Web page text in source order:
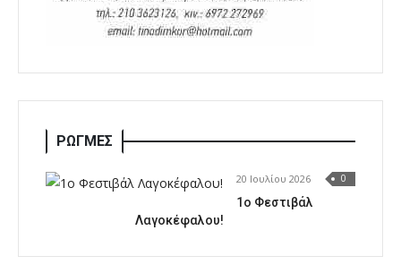
ΡΩΓΜΕΣ
20 Ιουλίου 2026 0
1o Φεστιβάλ
Λαγοκέφαλου!